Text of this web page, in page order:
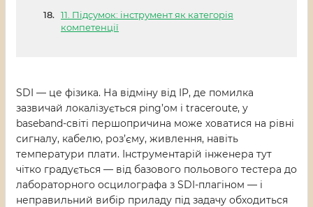
11. Підсумок: інструмент як категорія
компетенції
SDI — це фізика. На відміну від IP, де помилка
зазвичай локалізується ping’ом і traceroute, у
baseband-світі першопричина може ховатися на рівні
сигналу, кабелю, роз’єму, живлення, навіть
температури плати. Інструментарій інженера тут
чітко градується — від базового польового тестера до
лабораторного осцилографа з SDI-плагіном — і
неправильний вибір приладу під задачу обходиться